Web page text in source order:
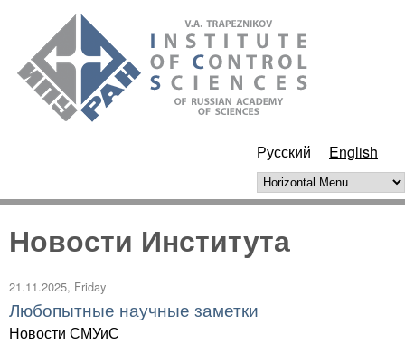
ИПУ
РАН
Русский English
Horizontal Menu
Новости Института
21.11.2025, Friday
Любопытные научные заметки
Новости СМУиС